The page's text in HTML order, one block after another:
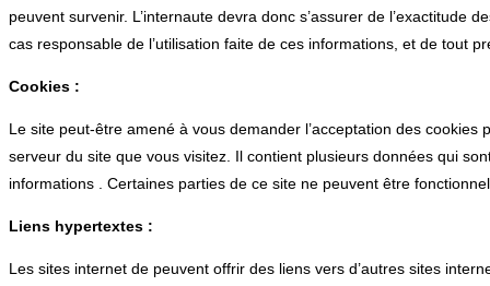
peuvent survenir. L’internaute devra donc s’assurer de l’exactitude
cas responsable de l’utilisation faite de ces informations, et de tout
Cookies :
Le site peut-être amené à vous demander l’acceptation des
serveur du site que vous visitez. Il contient plusieurs données qui
informations . Certaines parties de ce site ne peuvent être
Liens hypertextes :
Les sites internet de peuvent offrir des liens vers d’autres sites